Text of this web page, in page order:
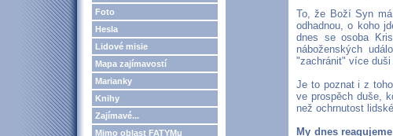
Foto
Hesla
Lidové misie
Mapa zajímavostí
Marianky
Knihy
Zajímavé...
Mimo oblast FATYMu
To, že Boží Syn
odhadnou, o koho
dnes se osoba
náboženských
"zachránit" více
Je to poznat i z
ve prospěch duše,
než ochrnutost
My dnes